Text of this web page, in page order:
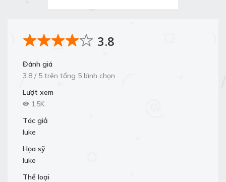
3.8
Đánh giá
3.8 / 5 trên tổng 5 bình chọn
Lượt xem
1.5K
Tác giả
luke
Họa sỹ
luke
Thể loại